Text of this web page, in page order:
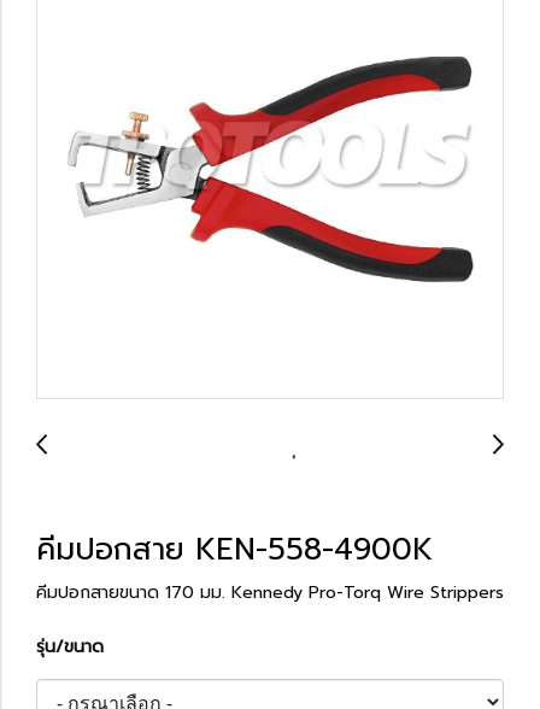
คีมปอกสาย KEN-558-4900K
คีมปอกสายขนาด 170 มม. Kennedy Pro-Torq Wire Strippers
รุ่น/ขนาด